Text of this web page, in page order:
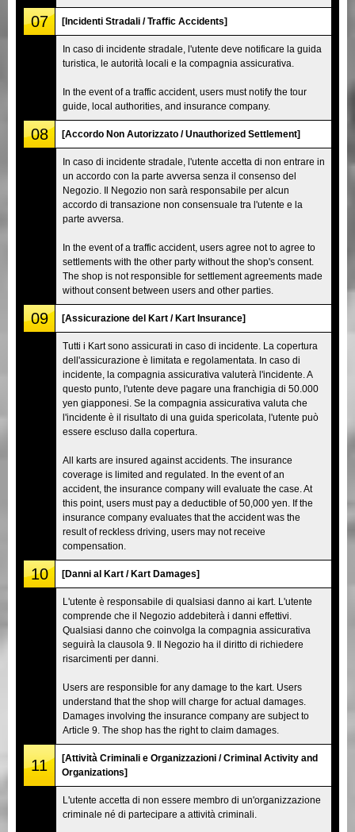
07 [Incidenti Stradali / Traffic Accidents]
In caso di incidente stradale, l'utente deve notificare la guida
turistica, le autorità locali e la compagnia assicurativa.
In the event of a traffic accident, users must notify the tour
guide, local authorities, and insurance company.
08 [Accordo Non Autorizzato / Unauthorized Settlement]
In caso di incidente stradale, l'utente accetta di non entrare in
un accordo con la parte avversa senza il consenso del
Negozio. Il Negozio non sarà responsabile per alcun
accordo di transazione non consensuale tra l'utente e la
parte avversa.
In the event of a traffic accident, users agree not to agree to
settlements with the other party without the shop's consent.
The shop is not responsible for settlement agreements made
without consent between users and other parties.
09 [Assicurazione del Kart / Kart Insurance]
Tutti i Kart sono assicurati in caso di incidente. La copertura
dell'assicurazione è limitata e regolamentata. In caso di
incidente, la compagnia assicurativa valuterà l'incidente. A
questo punto, l'utente deve pagare una franchigia di 50.000
yen giapponesi. Se la compagnia assicurativa valuta che
l'incidente è il risultato di una guida spericolata, l'utente può
essere escluso dalla copertura.
All karts are insured against accidents. The insurance
coverage is limited and regulated. In the event of an
accident, the insurance company will evaluate the case. At
this point, users must pay a deductible of 50,000 yen. If the
insurance company evaluates that the accident was the
result of reckless driving, users may not receive
compensation.
10 [Danni al Kart / Kart Damages]
L'utente è responsabile di qualsiasi danno ai kart. L'utente
comprende che il Negozio addebiterà i danni effettivi.
Qualsiasi danno che coinvolga la compagnia assicurativa
seguirà la clausola 9. Il Negozio ha il diritto di richiedere
risarcimenti per danni.
Users are responsible for any damage to the kart. Users
understand that the shop will charge for actual damages.
Damages involving the insurance company are subject to
Article 9. The shop has the right to claim damages.
11
[Attività Criminali e Organizzazioni / Criminal Activity and
Organizations]
L'utente accetta di non essere membro di un'organizzazione
criminale né di partecipare a attività criminali.